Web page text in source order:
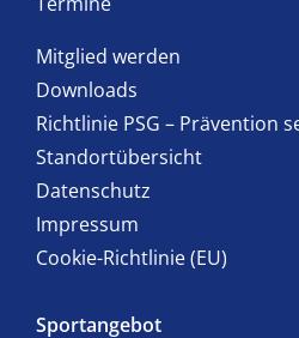
Mitglied werden
Downloads
Richtlinie PSG – Prävention
Standortübersicht
Datenschutz
Impressum
Cookie-Richtlinie (EU)
Sportangebot